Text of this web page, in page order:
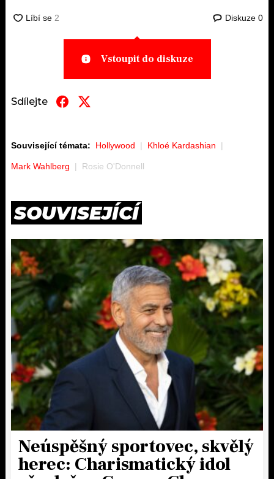
Diskuze 0
Vstoupit do diskuze
Sdílejte
Související témata: Hollywood Khloé Kardashian
Mark Wahlberg Rosie O'Donnell
SOUVISEJÍCÍ
Neúspěšný sportovec, skvělý
herec: Charismatický idol